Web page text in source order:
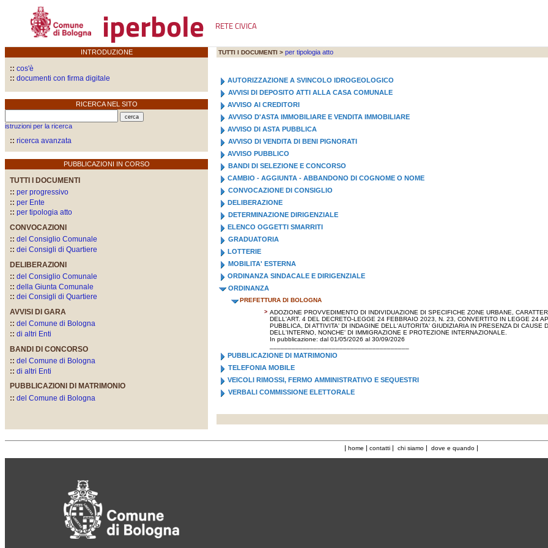
iperbole RETE CIVICA
INTRODUZIONE
:: cos'è
:: documenti con firma digitale
RICERCA NEL SITO
istruzioni per la ricerca
:: ricerca avanzata
PUBBLICAZIONI IN CORSO
TUTTI I DOCUMENTI
:: per progressivo
:: per Ente
:: per tipologia atto
CONVOCAZIONI
:: del Consiglio Comunale
:: dei Consigli di Quartiere
DELIBERAZIONI
:: del Consiglio Comunale
:: della Giunta Comunale
:: dei Consigli di Quartiere
AVVISI DI GARA
:: del Comune di Bologna
:: di altri Enti
BANDI DI CONCORSO
:: del Comune di Bologna
:: di altri Enti
PUBBLICAZIONI DI MATRIMONIO
:: del Comune di Bologna
TUTTI I DOCUMENTI > per tipologia atto
AUTORIZZAZIONE A SVINCOLO IDROGEOLOGICO
AVVISI DI DEPOSITO ATTI ALLA CASA COMUNALE
AVVISO AI CREDITORI
AVVISO D'ASTA IMMOBILIARE E VENDITA IMMOBILIARE
AVVISO DI ASTA PUBBLICA
AVVISO DI VENDITA DI BENI PIGNORATI
AVVISO PUBBLICO
BANDI DI SELEZIONE E CONCORSO
CAMBIO - AGGIUNTA - ABBANDONO DI COGNOME O NOME
CONVOCAZIONE DI CONSIGLIO
DELIBERAZIONE
DETERMINAZIONE DIRIGENZIALE
ELENCO OGGETTI SMARRITI
GRADUATORIA
LOTTERIE
MOBILITA' ESTERNA
ORDINANZA SINDACALE E DIRIGENZIALE
ORDINANZA
PREFETTURA DI BOLOGNA
> ADOZIONE PROVVEDIMENTO DI INDIVIDUAZIONE DI SPECIFICHE ZONE URBANE,
DELL'ART. 4 DEL DECRETO-LEGGE 24 FEBBRAIO 2023, N. 23, CONVERTITO IN LEGGE 24
PUBBLICA, DI ATTIVITA' DI INDAGINE DELL'AUTORITA' GIUDIZIARIA IN PRESENZA DI
DELL'INTERNO, NONCHE' DI IMMIGRAZIONE E PROTEZIONE INTERNAZIONALE.
In pubblicazione: dal 01/05/2026 al 30/09/2026
PUBBLICAZIONE DI MATRIMONIO
TELEFONIA MOBILE
VEICOLI RIMOSSI, FERMO AMMINISTRATIVO E SEQUESTRI
VERBALI COMMISSIONE ELETTORALE
| home | contatti | chi siamo | dove e quando |